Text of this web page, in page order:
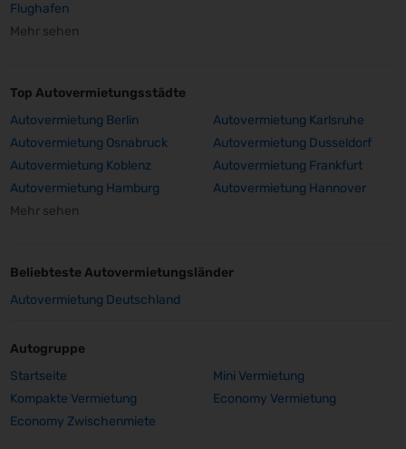
Flughafen
Mehr sehen
Top Autovermietungsstädte
Autovermietung Berlin
Autovermietung Karlsruhe
Autovermietung Osnabruck
Autovermietung Dusseldorf
Autovermietung Koblenz
Autovermietung Frankfurt
Autovermietung Hamburg
Autovermietung Hannover
Mehr sehen
Beliebteste Autovermietungsländer
Autovermietung Deutschland
Autogruppe
Startseite
Mini Vermietung
Kompakte Vermietung
Economy Vermietung
Economy Zwischenmiete